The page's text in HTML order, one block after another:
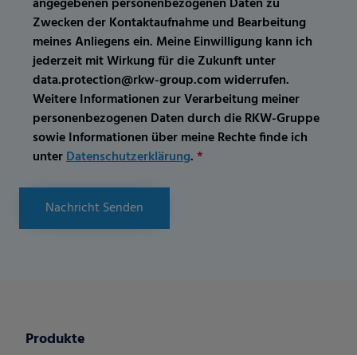
Zwecken der Kontaktaufnahme und Bearbeitung
meines Anliegens ein. Meine Einwilligung kann ich
jederzeit mit Wirkung für die Zukunft unter
data.protection@rkw-group.com widerrufen.
Weitere Informationen zur Verarbeitung meiner
personenbezogenen Daten durch die RKW-Gruppe
sowie Informationen über meine Rechte finde ich
unterDatenschutzerklärung.*
Nachricht Senden
Produkte